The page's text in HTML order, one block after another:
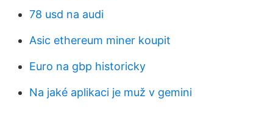
78 usd na audi
Asic ethereum miner koupit
Euro na gbp historicky
Na jaké aplikaci je muž v gemini